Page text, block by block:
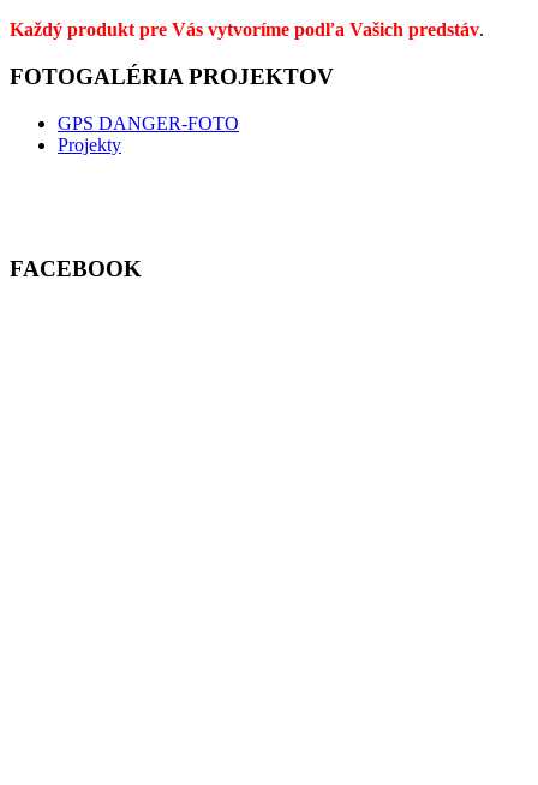
Každý produkt pre Vás vytvoríme podľa Vašich predstáv.
FOTOGALÉRIA PROJEKTOV
GPS DANGER-FOTO
Projekty
FACEBOOK